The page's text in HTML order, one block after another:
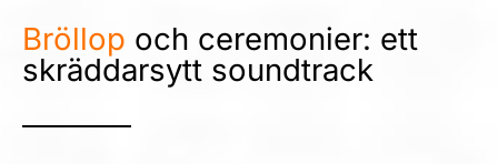
Bröllop och ceremonier: ett
skräddarsytt soundtrack